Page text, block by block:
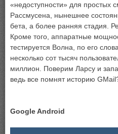
«недоступности» для простых
Рассмусена, нынешнее
бета, а более ранняя стадия.
Кроме того, аппаратные
тестируется Волна, по его
несколько сот тысяч
миллион. Поверим Ларсу и
ведь все помнят историю
Google Android